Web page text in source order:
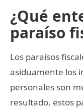
¿Qué
paraíso
Los paraísos
asiduamente los
personales son
resultado, estos